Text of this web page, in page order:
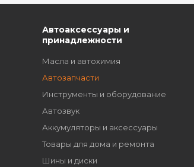
Автоаксессуары и
принадлежности
Масла и автохимия
Автозапчасти
Инструменты и оборудование
Автозвук
Аккумуляторы и аксессуары
Товары для дома и ремонта
Шины и диски